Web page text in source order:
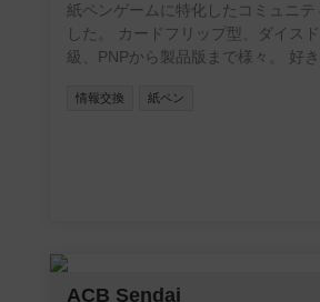
所を探している方、仲間を増やし
だければうれしいです。
紙ペンゲームに特化したコミュニ
した。 カードフリップ型、ダイス
級、PNPから製品版まで様々。 好
とか特に制限はないので自由に作
情報交換 紙ペン
ACB Sendai